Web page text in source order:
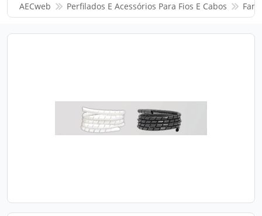
AECweb Perfilados E Acessórios Para Fios E Cabos